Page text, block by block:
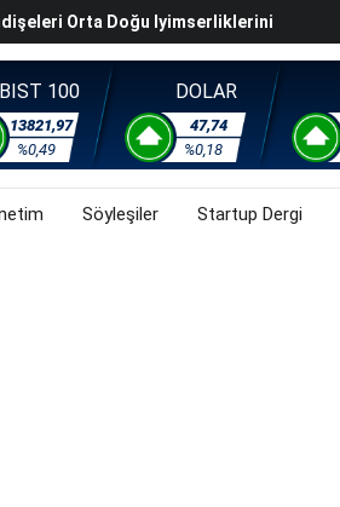
Orta Doğu Iyimserliklerini
Artırdı
Son Durum Ne? (3 Ağustos 2026)
BIST 100
13821,97
%0,49
DOLAR
47,74
%0,18
Söyleşiler Startup Dergi